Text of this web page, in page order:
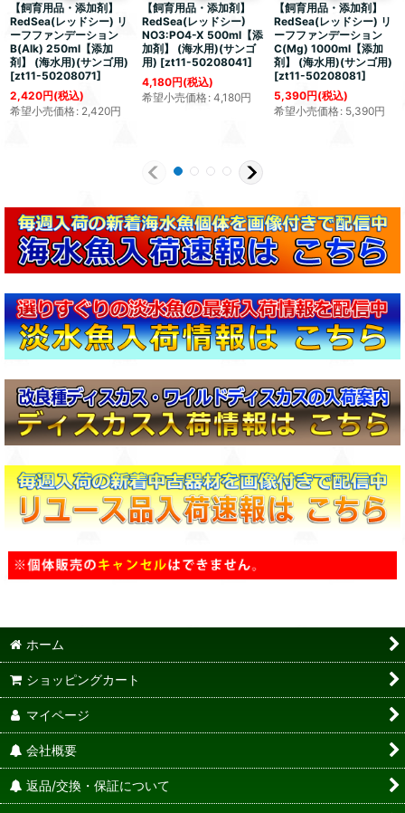
【飼育用品・添加剤】
RedSea(レッドシー) リ
ーフファンデーション
B(Alk) 250ml【添加
剤】 (海水用)(サンゴ用)
[zt11-50208071]
2,420円(税込)
希望小売価格: 2,420円
【飼育用品・添加剤】
RedSea(レッドシー)
NO3:PO4-X 500ml【添
加剤】 (海水用)(サンゴ
用) [zt11-50208041]
4,180円(税込)
希望小売価格 : 4,180円
【飼育用品・添加剤】
RedSea(レッドシー) リ
ーフファンデーション
C(Mg) 1000ml【添加
剤】 (海水用)(サンゴ用)
[zt11-50208081]
5,390円(税込)
希望小売価格: 5,390円
ホーム
ショッピングカート
マイページ
会社概要
返品/交換・保証について